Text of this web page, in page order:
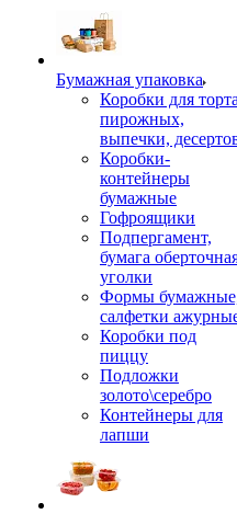
Бумажная упаковка
Коробки для
пирожных,
выпечки,
Коробки-
контейнеры
бумажные
Гофроящики
Подпергамент,
бумага
уголки
Формы
салфетки
Коробки под
пиццу
Подложки
золото\серебро
Контейнеры для
лапши